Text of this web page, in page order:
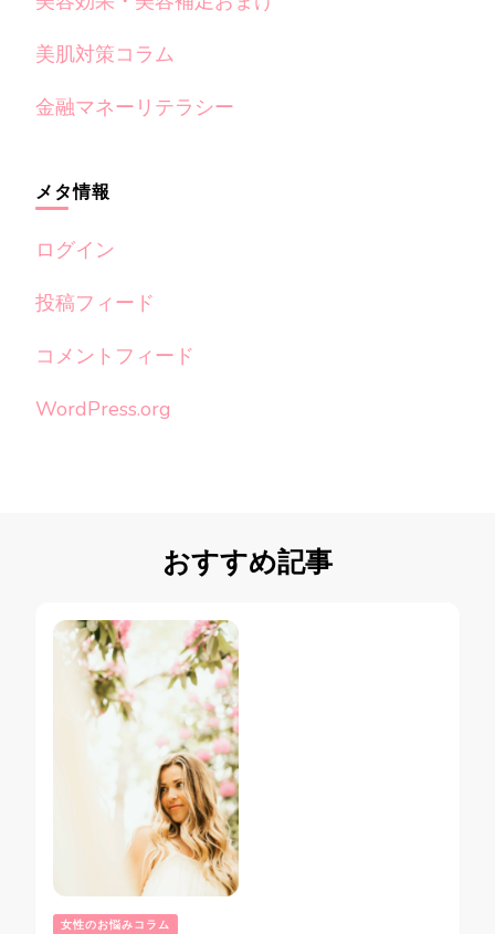
美肌対策コラム
金融マネーリテラシー
メタ情報
ログイン
投稿フィード
コメントフィード
WordPress.org
おすすめ記事
女性のお悩みコラム